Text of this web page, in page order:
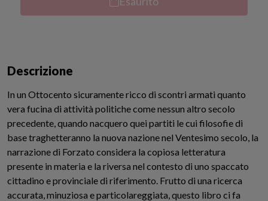
Descrizione
In un Ottocento sicuramente ricco di scontri armati quanto
vera fucina di attività politiche come nessun altro secolo
precedente, quando nacquero quei partiti le cui filosofie di
base traghetteranno la nuova nazione nel Ventesimo secolo, la
narrazione di Forzato considera la copiosa letteratura
presente in materia e la riversa nel contesto di uno spaccato
cittadino e provinciale di riferimento. Frutto di una ricerca
accurata, minuziosa e particolareggiata, questo libro ci fa